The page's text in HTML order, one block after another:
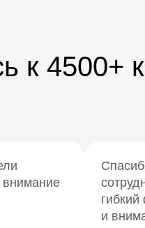
к 4500+
внимание
и